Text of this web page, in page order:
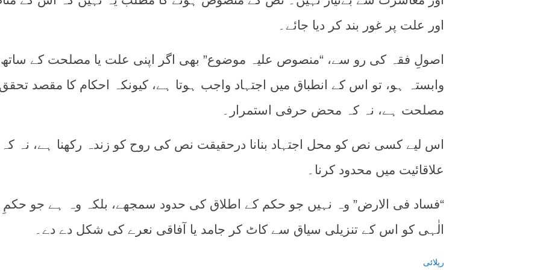
اور علت پر غور بند کر دیا جائے۔
اصولِ فقہ کی رو سے، “منصوص علیہ موضوع” بھی اگر اپنی علت یا مصلحت کے ساتھ
وابستہ ہو، تو اس کے انطباق میں اجتہاد واجب ہوتا ہے، کیونکہ احکام کا مقصد
مصلحت ہے، نہ کہ محض حرفی استمرار۔
اس لیے کسی نص کو محل اجتہاد بنانا درحقیقت نص کی روح کو زندہ رکھنا ہے، نہ
علاقائیت میں محدود کرنا۔
“فساد فی الارض” وہ نہیں جو حکم کے اطلاق کی حدود سمجھے، بلکہ وہ ہے جو حکمِ
الٰہی کو اس کے تنزیلی سیاق سے کاٹ کر جامد یا آفاقی نعرے کی شکل دے دے۔
رپلائی